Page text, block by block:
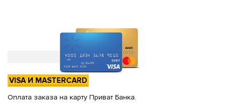
VISA И MASTERCARD
Оплата заказа на карту Приват Банка.